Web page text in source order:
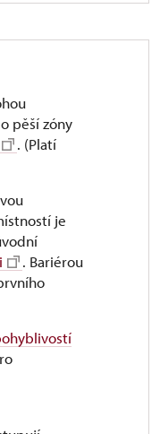
pěší zóny
. (Platí
je
. Bariérou